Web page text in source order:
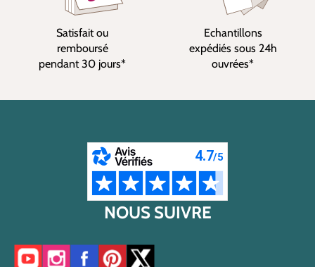
Satisfait ou
remboursé
pendant 30 jours*
Echantillons
expédiés sous 24h
ouvrées*
NOUS SUIVRE
Accéder à notre chaîne YouTube
Accéder à notre compte Instagram
Accéder à notre page Facebook
Accéder à notre compte Pinterest
Accéder à notre compte Twitter/X